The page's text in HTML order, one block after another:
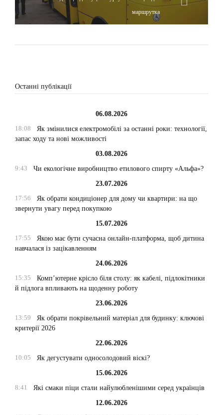
маршрутка
Останні публікації
06.08.2026
18:08
Як змінилися електромобілі за останні роки: технології,
запас ходу та нові можливості
03.08.2026
9:43
Чи екологічне виробництво етилового спирту «Альфа»?
23.07.2026
17:56
Як обрати кондиціонер для дому чи квартири: на що
звернути увагу перед покупкою
15.07.2026
17:55
Якою має бути сучасна онлайн-платформа, щоб дитина
навчалася із зацікавленням
24.06.2026
15:35
Комп’ютерне крісло біля столу: як кабелі, підлокітники
й підлога впливають на щоденну роботу
23.06.2026
13:59
Як обрати покрівельний матеріал для будинку: ключові
критерії 2026
22.06.2026
10:05
Як дегустувати односолодовий віскі?
15.06.2026
8:41
Які смаки піци стали найулюбленішими серед українців
12.06.2026